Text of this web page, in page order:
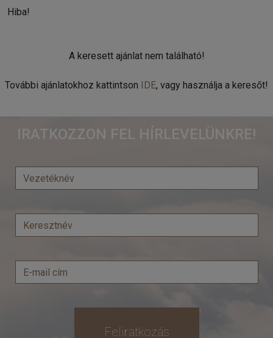
Hiba!
A keresett ajánlat nem található!
További ajánlatokhoz kattintson IDE, vagy használja a keresőt!
IRATKOZZON FEL HÍRLEVELÜNKRE!
Feliratkozás